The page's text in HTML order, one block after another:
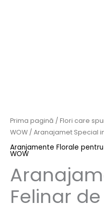
Prima pagină / Flori care
WOW / Aranajamet Special
Aranjamente Florale
WOW
Felinar